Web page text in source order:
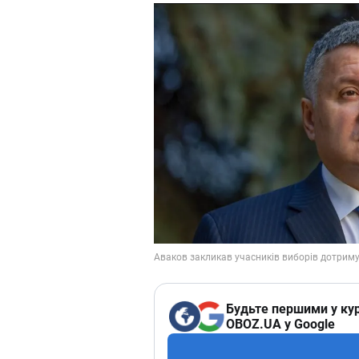
Будьте першими у
OBOZ.UA у Google